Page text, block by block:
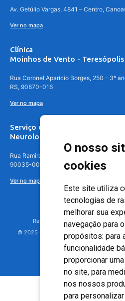
O nosso
cookies
Este site utiliza
tecnologias de
melhorar sua
navegação para
propósitos: para
funcionalidade
proporcionar
no site, para
nos nossos
para
Av. Getúlio Vargas, 4841 – Centro,
Ver no mapa
Clínica
Moinhos de Vento - Teresópolis
Rua Coronel Aparício Borges, 250 - 3º
RS, 90870-016
Ver no mapa
Serviço de
Neurologia
Rua Ramiro Barcelos, 630 – 5º andar –
90035-001
Ver no mapa
Responsável Técnico: Dr. Luiz
© 2025 - Hospital Moinhos de Vento -